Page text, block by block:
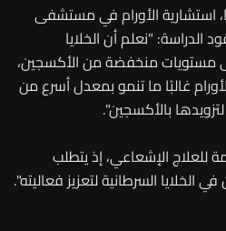
استشارية الأورام في مستشفى
الدراسة: "نعلم أن الخلايا
مستويات منخفضة من الأكسجين،
غالبًا ما تنمو بمعدل أسرع من
بالأكسجين".
الإشعاعي، إذ يتطلب
السرطانية لتعزيز فعاليته".